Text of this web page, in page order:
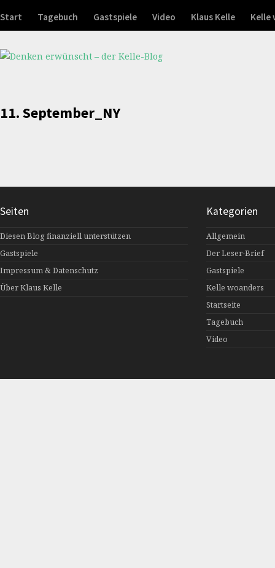
Start Tagebuch Gastspiele Video Klaus Kelle Kelle
11. September_NY
Seiten
Diesen Blog finanziell unterstützen
Gastspiele
Impressum & Datenschutz
Über Klaus Kelle
Kategorien
Allgemein
Der Leser-Brief
Gastspiele
Kelle woanders
Startseite
Tagebuch
Video